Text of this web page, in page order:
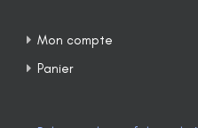
Mon compte
Panier